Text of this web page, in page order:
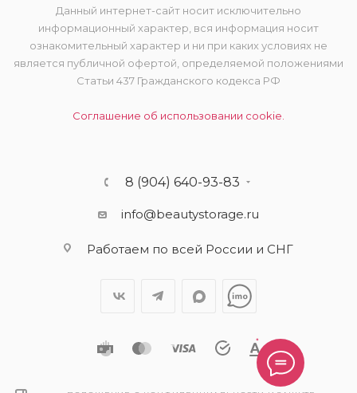
Данный интернет-сайт носит исключительно
информационный характер, вся информация носит
ознакомительный характер и ни при каких условиях не
является публичной офертой, определяемой положениями
Статьи 437 Гражданского кодекса РФ
Соглашение об использовании cookie.
8 (904) 640-93-83
info@beautystorage.ru
Работаем по всей России и СНГ